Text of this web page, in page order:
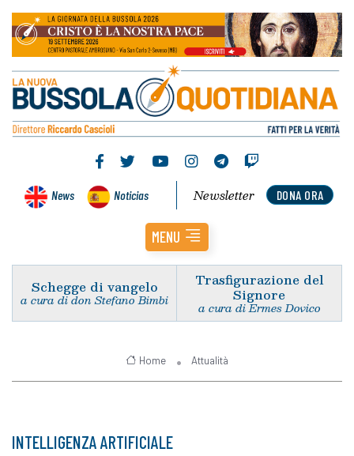
News Noticias DONA ORA
Newsletter
MENU
Schegge di vangelo
a cura di don Stefano Bimbi
Trasfigurazione del
Signore
a cura di Ermes Dovico
Home Attualità
INTELLIGENZA ARTIFICIALE